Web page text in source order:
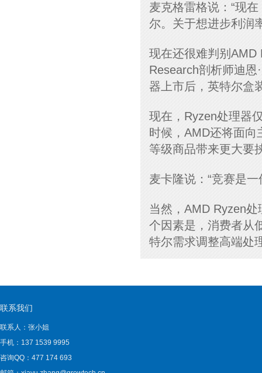
麦克格雷格说：“现
尔。关于想进步利润
现在还很难判别AMD
Research剖析师迪恩
器上市后，英特尔盒
现在，Ryzen处理器
时候，AMD还将面
等级商品带来更大要
麦卡隆说：“竞赛是
当然，AMD Ryzen
个因素是，消费者从
特尔需求调整高端处
联系我们
联系人：张小姐
手机：137 1539 9995
咨询QQ：477 174 693